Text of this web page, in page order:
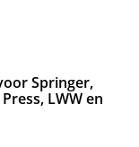
Springer,
LWW en